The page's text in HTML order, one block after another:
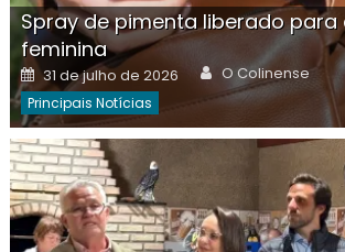
Spray de pimenta liberado para
feminina
Posted
on
31 de julho de 2026 Author
O Colinense
Principais Notícias